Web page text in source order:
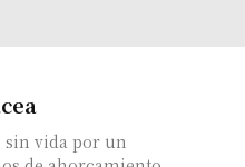
sin vida por un